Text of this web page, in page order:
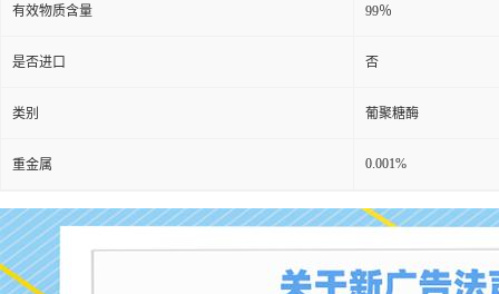
有效物质含量 99％
是否进口 否
类别 葡聚糖酶
重金属 0.001%